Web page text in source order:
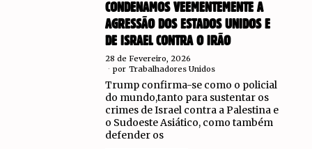
CONDENAMOS VEEMENTEMENTE A
AGRESSÃO DOS ESTADOS UNIDOS E
DE ISRAEL CONTRA O IRÃO
28 de Fevereiro, 2026
por Trabalhadores Unidos
Trump confirma-se como o policial
do mundo,tanto para sustentar os
crimes de Israel contra a Palestina e
o Sudoeste Asiático, como também
defender os